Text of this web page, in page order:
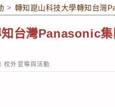
> 轉知崑山科技大學轉知台灣
台灣Panasonic
校外宣導與活動